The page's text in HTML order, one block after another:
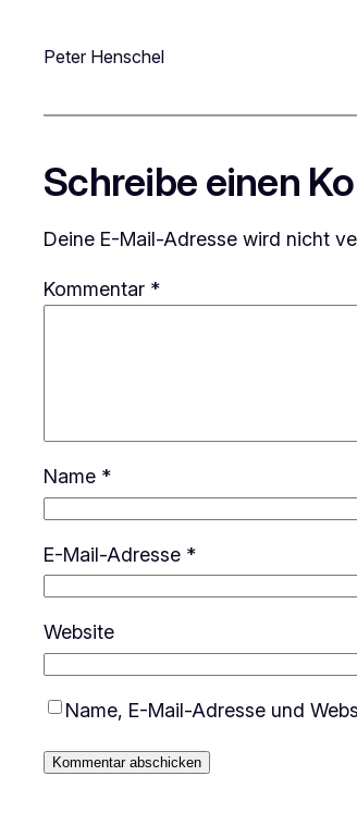
Peter Henschel
Schreibe einen
Deine E-Mail-Adresse wird nicht
Kommentar *
Name *
E-Mail-Adresse *
Website
Name, E-Mail-Adresse und